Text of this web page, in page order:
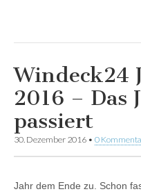
Windeck24
2016 – Das
passiert
30. Dezember 2016 • 0
Jahr dem Ende zu. Schon